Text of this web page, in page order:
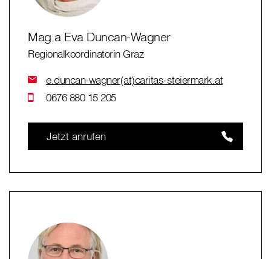
Mag.a Eva Duncan-Wagner
Regionalkoordinatorin Graz
e.duncan-wagner(at)caritas-steiermark.at
0676 880 15 205
Jetzt anrufen